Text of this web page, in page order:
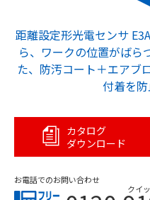
距離設定形光電センサ
ら、ワークの位置がばら
た、防汚コート＋エアブ
付着を防
カタログ
ダウンロード
お電話でのお問い合わせ
クイ